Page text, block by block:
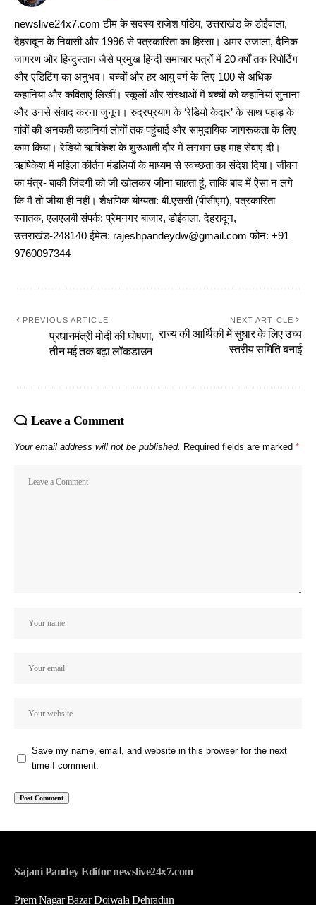
newslive24x7.com टीम के सदस्य राजेश पांडेय, उत्तराखंड के डोईवाला,
देहरादून के निवासी और 1996 से पत्रकारिता का हिस्सा। अमर उजाला, दैनिक
जागरण और हिन्दुस्तान जैसे प्रमुख हिन्दी समाचार पत्रों में 20 वर्षों तक रिपोर्टिंग
और एडिटिंग का अनुभव। बच्चों और हर आयु वर्ग के लिए 100 से अधिक
कहानियां और कविताएं लिखीं। स्कूलों और संस्थाओं में बच्चों को कहानियां सुनाना
और उनसे संवाद करना जुनून। रुद्रप्रयाग के ‘रेडियो केदार’ के साथ पहाड़ के
गांवों की अनकही कहानियां लोगों तक पहुंचाईं और सामुदायिक जागरूकता के लिए
काम किया। रेडियो ऋषिकेश के शुरुआती दौर में लगभग छह माह सेवाएं दीं।
ऋषिकेश में महिला कीर्तन मंडलियों के माध्यम से स्वच्छता का संदेश दिया। जीवन
का मंत्र- बाकी जिंदगी को जी खोलकर जीना चाहता हूं, ताकि बाद में ऐसा न लगे
कि मैं तो जीया ही नहीं। शैक्षणिक योग्यता: बी.एससी (पीसीएम), पत्रकारिता
स्नातक, एलएलबी संपर्क: प्रेमनगर बाजार, डोईवाला, देहरादून,
उत्तराखंड-248140 ईमेल: rajeshpandeydw@gmail.com फोन: +91
9760097344
PREVIOUS ARTICLE
प्रधानमंत्री मोदी की घोषणा,
तीन मई तक बढ़ा लॉकडाउन
NEXT ARTICLE
राज्य की आर्थिकी में सुधार के लिए उच्च
स्तरीय समिति बनाई
Leave a Comment
Your email address will not be published. Required fields are marked *
Save my name, email, and website in this browser for the next
time I comment.
Sajani Pandey Editor newslive24x7.com
Prem Nagar Bazar Doiwala Dehradun